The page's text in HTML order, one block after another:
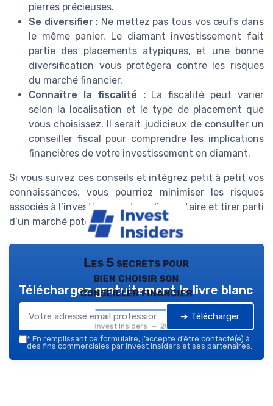
pierres précieuses.
Se diversifier : Ne mettez pas tous vos œufs dans
le même panier. Le diamant investissement fait
partie des placements atypiques, et une bonne
diversification vous protègera contre les risques
du marché financier.
Connaître la fiscalité :La fiscalité peut varier
selon la localisation et le type de placement que
vous choisissez. Il serait judicieux de consulter un
conseiller fiscal pour comprendre les implications
financières de votre investissement en diamant.
Si vous suivez ces conseils et intégrez petit à petit vos
connaissances, vous pourriez minimiser les risques
associés à l’investissement en diamantaire et tirer parti
d’un marché potentiellement lucratif.
Les 5 secrets pour
bien choisir son
conseiller financier
Invest Insiders — 2026
Téléchargez gratuitement le livre blanc
➔ Télécharger
* En remplissant ce formulaire, j’accepte d’être contacté(e) à
des fins commerciales par Invest Insiders et ses partenaires.